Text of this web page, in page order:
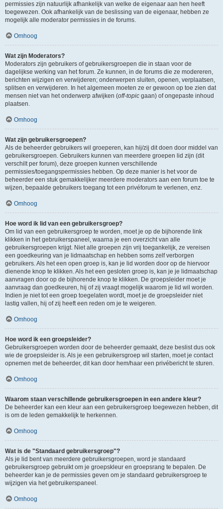
permissies zijn natuurlijk afhankelijk van welke de eigenaar aan hen heeft
toegewezen. Ook afhankelijk van de beslissing van de eigenaar, hebben ze
mogelijk alle moderator permissies in de forums.
Omhoog
Wat zijn Moderators?
Moderators zijn gebruikers of gebruikersgroepen die in staan voor de
dagelijkse werking van het forum. Ze kunnen, in de forums die ze modereren,
berichten wijzigen en verwijderen; onderwerpen sluiten, openen, verplaatsen,
splitsen en verwijderen. In het algemeen moeten ze er gewoon op toe zien dat
mensen niet van het onderwerp afwijken (off-topic gaan) of ongepaste inhoud
plaatsen.
Omhoog
Wat zijn gebruikersgroepen?
Als de beheerder gebruikers wil groeperen, kan hij/zij dit doen door middel van
gebruikersgroepen. Gebruikers kunnen van meerdere groepen lid zijn (dit
verschilt per forum), deze groepen kunnen verschillende
permissies/toegangspermissies hebben. Op deze manier is het voor de
beheerder een stuk gemakkelijker meerdere moderators aan een forum toe te
wijzen, bepaalde gebruikers toegang tot een privéforum te verlenen, enz.
Omhoog
Hoe word ik lid van een gebruikersgroep?
Om lid van een gebruikersgroep te worden, moet je op de bijhorende link
klikken in het gebruikerspaneel, waarna je een overzicht van alle
gebruikersgroepen krijgt. Niet alle groepen zijn vrij toegankelijk, ze vereisen
een goedkeuring van je lidmaatschap en hebben soms zelf verborgen
gebruikers. Als het een open groep is, kan je lid worden door op de hiervoor
dienende knop te klikken. Als het een gesloten groep is, kan je je lidmaatschap
aanvragen door op de bijhorende knop te klikken. De groepsleider moet je
aanvraag dan goedkeuren, hij of zij vraagt mogelijk waarom je lid wil worden.
Indien je niet tot een groep toegelaten wordt, moet je de groepsleider niet
lastig vallen, hij of zij heeft een reden om je te weigeren.
Omhoog
Hoe word ik een groepsleider?
Gebruikersgroepen worden door de beheerder gemaakt, deze beslist dus ook
wie de groepsleider is. Als je een gebruikersgroep wil starten, moet je contact
opnemen met de beheerder, dit kan door hem/haar een privébericht te sturen.
Omhoog
Waarom staan verschillende gebruikersgroepen in een andere kleur?
De beheerder kan een kleur aan een gebruikersgroep toegewezen hebben, dit
is om de leden gemakkelijk te herkennen.
Omhoog
Wat is de "Standaard gebruikersgroep"?
Als je lid bent van meerdere gebruikersgroepen, word je standaard
gebruikersgroep gebruikt om je groepskleur en groepsrang te bepalen. De
beheerder kan je de permissies geven om je standaard gebruikersgroep te
wijzigen via het gebruikerspaneel.
Omhoog